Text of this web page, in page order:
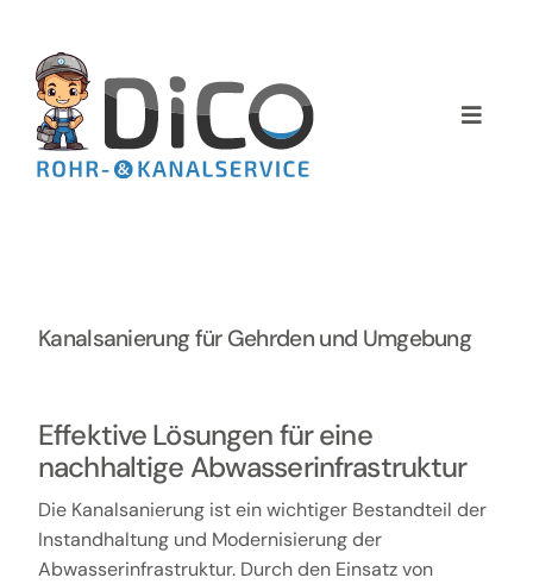
springen
Toggle
Home
NEWS
Kontakt
Kanalsanierung für Gehrden und Umgebung
Effektive Lösungen für eine
nachhaltige Abwasserinfrastruktur
Die Kanalsanierung ist ein wichtiger Bestandteil der
Instandhaltung und Modernisierung der
Abwasserinfrastruktur. Durch den Einsatz von